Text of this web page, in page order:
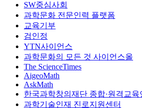
SW중심사회
과학문화 전문인력 플랫폼
교육기부
검인정
YTN사이언스
과학문화의 모든 것 사이언스올
The ScienceTimes
AigeoMath
AskMath
한국과학창의재단 종합·원격교육
과학기술인재 진로지원센터